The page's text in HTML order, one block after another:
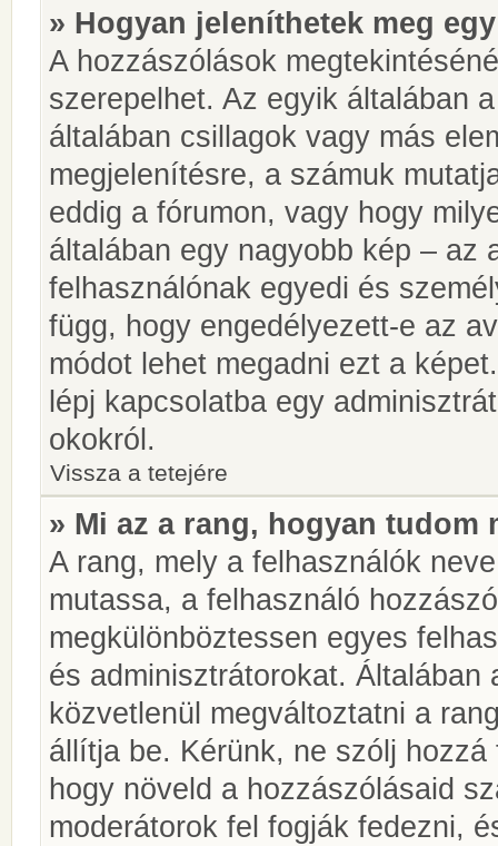
» Hogyan jeleníthetek meg
A hozzászólások
szerepelhet. Az egyik általában
általában csillagok vagy más
megjelenítésre, a számuk
eddig a fórumon, vagy hogy
általában egy nagyobb kép – az
felhasználónak egyedi és
függ, hogy engedélyezett-e az
módot lehet megadni ezt a
lépj kapcsolatba egy
okokról.
Vissza a tetejére
» Mi az a rang, hogyan tudom
A rang, mely a felhasználók
mutassa, a felhasználó
megkülönböztessen egyes
és adminisztrátorokat. Általában
közvetlenül megváltoztatni a
állítja be. Kérünk, ne szólj
hogy növeld a hozzászólásaid
moderátorok fel fogják fedezni,